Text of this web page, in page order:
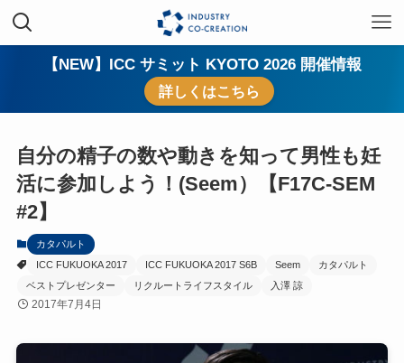
【NEW】ICC サミット KYOTO 2026 開催情報
詳しくはこちら
自分の精子の数や動きを知って男性も妊
活に参加しよう！(Seem）【F17C-SEM
#2】
カタパルト
ICC FUKUOKA 2017
ICC FUKUOKA 2017 S6B Seem
カタパルト
ベストプレゼンター
リクルートライフスタイル 入澤 諒
2017年7月4日